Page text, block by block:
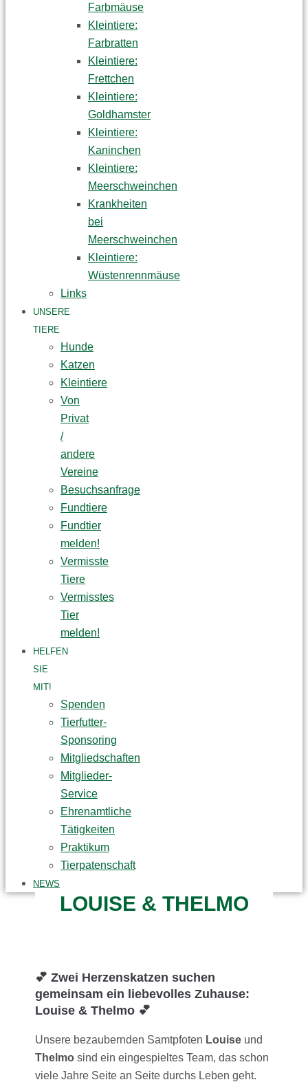
Farbmäuse
Kleintiere:
Farbratten
Kleintiere:
Frettchen
Kleintiere:
Goldhamster
Kleintiere:
Kaninchen
Kleintiere:
Meerschweinchen
Krankheiten
bei
Meerschweinchen
Kleintiere:
Wüstenrennmäuse
Links
UNSERE
TIERE
Hunde
Katzen
Kleintiere
Von
Privat
/
andere
Vereine
Besuchsanfrage
Fundtiere
Fundtier
melden!
Vermisste
Tiere
Vermisstes
Tier
melden!
HELFEN
SIE
MIT!
Spenden
Tierfutter-
Sponsoring
Mitgliedschaften
Mitglieder-
Service
Ehrenamtliche
Tätigkeiten
Praktikum
Tierpatenschaft
NEWS
LOUISE & THELMO
💕Zwei Herzenskatzen suchen
gemeinsam ein liebevolles Zuhause:
Louise & Thelmo 💕
Unsere bezaubernden Samtpfoten Louise und
Thelmo sind ein eingespieltes Team, das schon
viele Jahre Seite an Seite durchs Leben geht.